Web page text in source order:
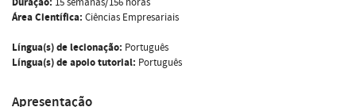
Área Científica: Ciências Empresariais
Língua(s) de lecionação: Português
Língua(s) de apoio tutorial: Português
Apresentação